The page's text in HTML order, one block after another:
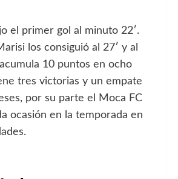
el primer gol al minuto 22′.
los consiguió al 27′ y al
10 puntos en ocho
tres victorias y un empate
por su parte el Moca FC
ocasión en la temporada en